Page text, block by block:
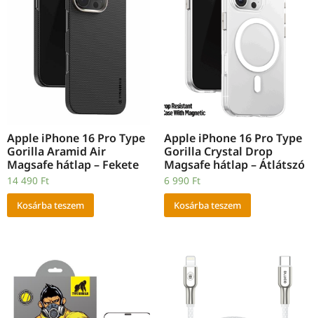
Apple iPhone 16 Pro Type
Gorilla Aramid Air
Magsafe hátlap – Fekete
14 490 Ft
Kosárba teszem
Apple iPhone 16 Pro Type
Gorilla Crystal Drop
Magsafe hátlap – Átlátszó
6 990 Ft
Kosárba teszem